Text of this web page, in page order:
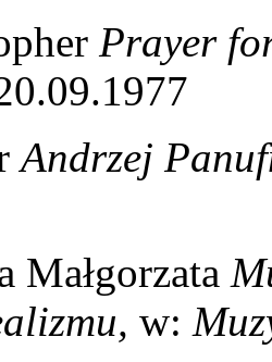
Prayer
Andrzej
Małgorzata
w: